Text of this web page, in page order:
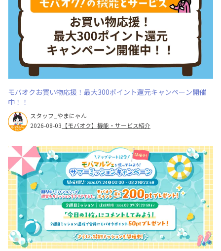
モバオクお買い物応援！最大300ポイント還元キャンペーン開催
中！！
スタッフ_やまにゃん
2026-08-03 【モバオク】機能・サービス紹介